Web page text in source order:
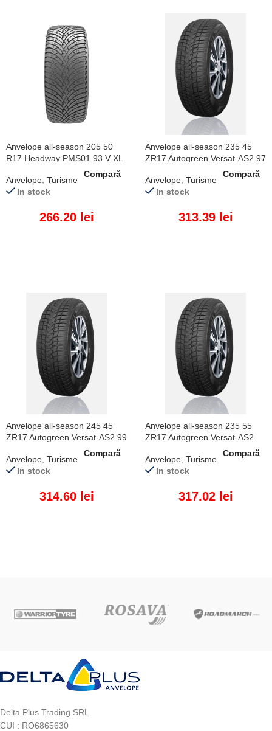
Anvelope all-season 205 50
R17 Headway PMS01 93 V XL
Anvelope Turisme
In stock
266.20 lei
Compară
Anvelope all-season 235 45
ZR17 Autogreen Versat-AS2 97
Anvelope Turisme
In stock
313.39 lei
Compară
Anvelope all-season 245 45
ZR17 Autogreen Versat-AS2 99
Anvelope Turisme
In stock
314.60 lei
Compară
Anvelope all-season 235 55
ZR17 Autogreen Versat-AS2
Anvelope Turisme
In stock
317.02 lei
Compară
Delta Plus Trading SRL
CUI : RO6865630